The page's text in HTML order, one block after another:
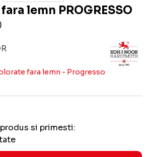
lemn PROGRESSO
fara lemn - Progresso
si primesti: